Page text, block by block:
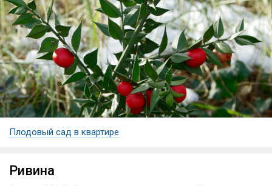
Плодовый сад в квартире
Ривина